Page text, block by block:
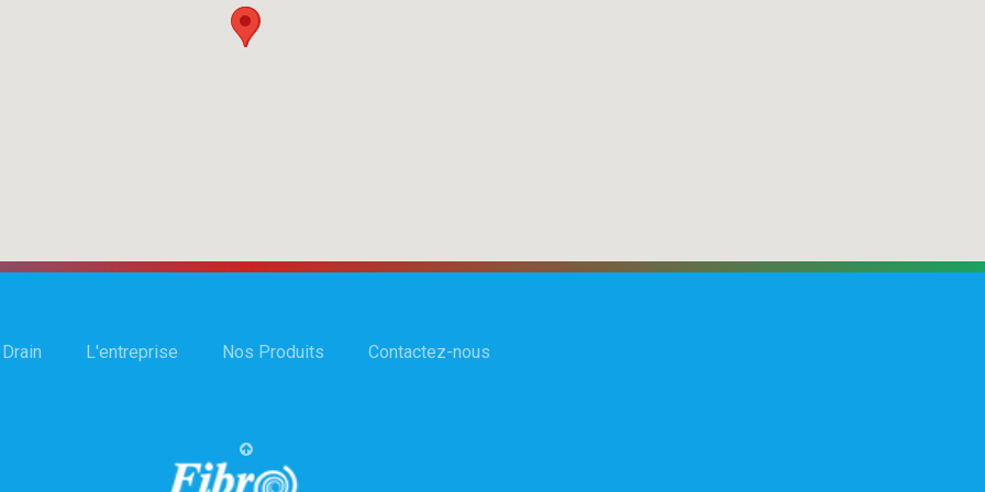
L'entreprise Nos Produits Contactez-nous